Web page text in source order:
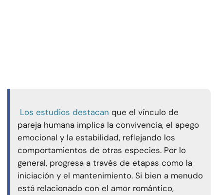
Los estudios destacan que el vínculo de
pareja humana implica la convivencia, el apego
emocional y la estabilidad, reflejando los
comportamientos de otras especies. Por lo
general, progresa a través de etapas como la
iniciación y el mantenimiento. Si bien a menudo
está relacionado con el amor romántico,